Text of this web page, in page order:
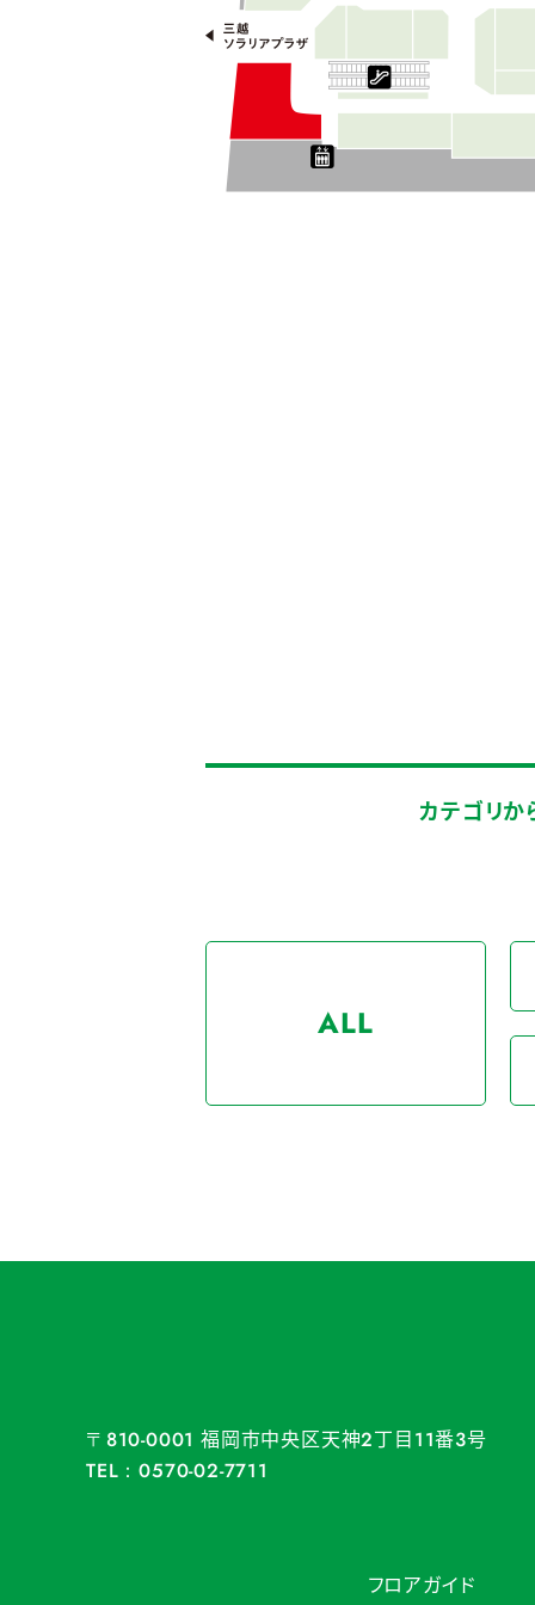
カテゴリか
ALL
〒810-0001 福岡市中央区天神2丁目11番3号
TEL：0570-02-7711
フロアガイド